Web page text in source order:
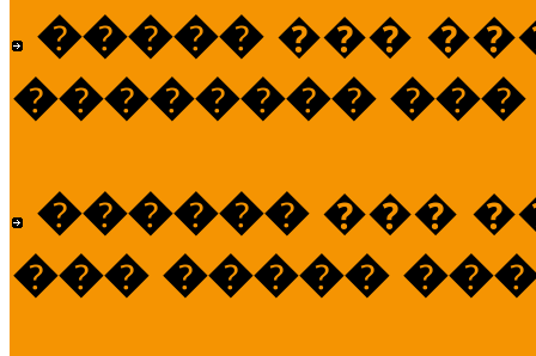
����� ���
��������
������ ���
��� �����